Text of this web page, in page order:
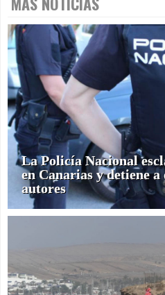
La Policía Nacional
en Canarias y detiene a
autores